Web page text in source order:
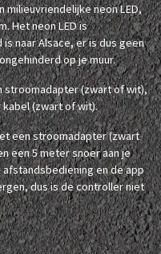
neon LED,
Het neon LED is
naar Alsace, er is dus geen
op je muur.
stroomadapter (zwart of wit),
(zwart of wit).
een stroomadapter (zwart
een 5 meter snoer aan je
en de app
dus is de controller niet